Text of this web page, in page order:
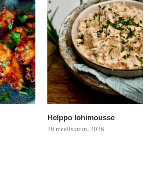
Helppo lohimousse
26 maaliskuun, 2026